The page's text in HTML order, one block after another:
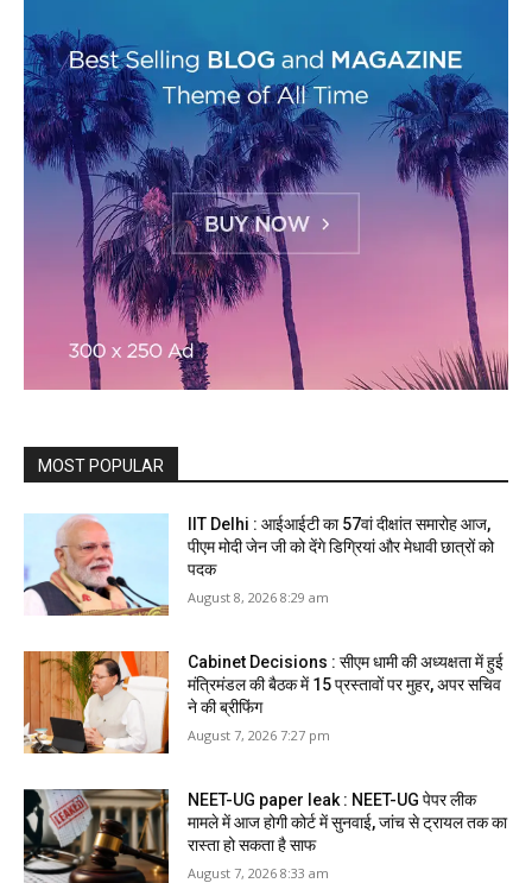
MOST POPULAR
IIT Delhi : आईआईटी का 57वां दीक्षांत समारोह आज,
पीएम मोदी जेन जी को देंगे डिग्रियां और मेधावी छात्रों को
पदक
August 8, 2026 8:29 am
Cabinet Decisions : सीएम धामी की अध्यक्षता में हुई
मंत्रिमंडल की बैठक में 15 प्रस्तावों पर मुहर, अपर सचिव
ने की ब्रीफिंग
August 7, 2026 7:27 pm
NEET-UG paper leak : NEET-UG पेपर लीक
मामले में आज होगी कोर्ट में सुनवाई, जांच से ट्रायल तक का
रास्ता हो सकता है साफ
August 7, 2026 8:33 am